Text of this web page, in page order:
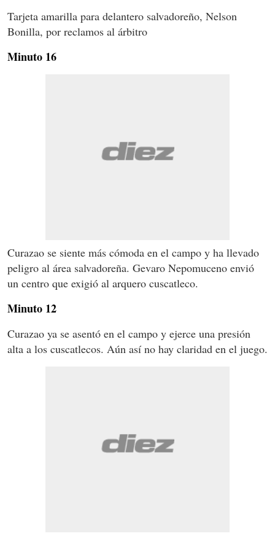
Tarjeta amarilla para delantero salvadoreño, Nelson
Bonilla, por reclamos al árbitro
Minuto 16
Curazao se siente más cómoda en el campo y ha llevado
peligro al área salvadoreña. Gevaro Nepomuceno envió
un centro que exigió al arquero cuscatleco.
Minuto 12
Curazao ya se asentó en el campo y ejerce una presión
alta a los cuscatlecos. Aún así no hay claridad en el juego.